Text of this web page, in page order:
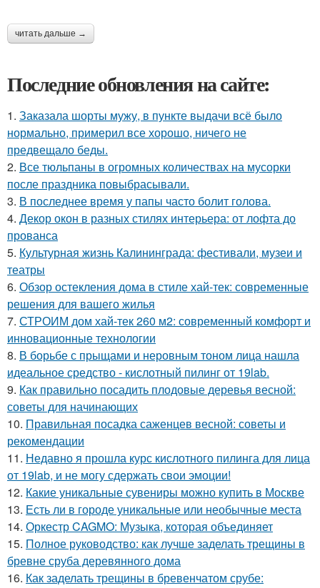
читать дальше →
Последние обновления на сайте:
1. Заказала шорты мужу, в пункте выдачи всё было
нормально, примерил все хорошо, ничего не
предвещало беды.
2. Все тюльпаны в огромных количествах на мусорки
после праздника повыбрасывали.
3. В последнее время у папы часто болит голова.
4. Декор окон в разных стилях интерьера: от лофта до
прованса
5. Культурная жизнь Калининграда: фестивали, музеи и
театры
6. Обзор остекления дома в стиле хай-тек: современные
решения для вашего жилья
7. СТРОИМ дом хай-тек 260 м2: современный комфорт и
инновационные технологии
8. В борьбе с прыщами и неровным тоном лица нашла
идеальное средство - кислотный пилинг от 19lab.
9. Как правильно посадить плодовые деревья весной:
советы для начинающих
10. Правильная посадка саженцев весной: советы и
рекомендации
11. Недавно я прошла курс кислотного пилинга для лица
от 19lab, и не могу сдержать свои эмоции!
12. Какие уникальные сувениры можно купить в Москве
13. Есть ли в городе уникальные или необычные места
14. Оркестр CAGMO: Музыка, которая объединяет
15. Полное руководство: как лучше заделать трещины в
бревне сруба деревянного дома
16. Как заделать трещины в бревенчатом срубе: